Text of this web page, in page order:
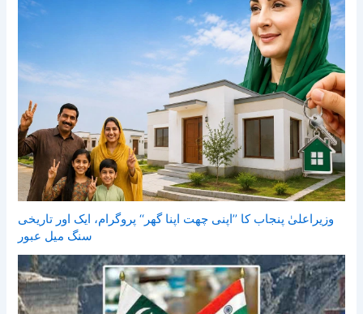
وزیراعلیٰ پنجاب کا ’’اپنی چھت اپنا گھر‘‘ پروگرام، ایک اور تاریخی
سنگ میل عبور